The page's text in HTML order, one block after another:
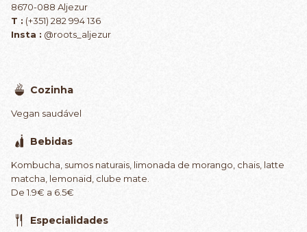
8670-088 Aljezur
T : (+351) 282 994 136
Insta : @roots_aljezur
Cozinha
Vegan saudável
Bebidas
Kombucha, sumos naturais, limonada de morango, chais, latte
matcha, lemonaid, clube mate.
De 1.9€ a 6.5€
Especialidades